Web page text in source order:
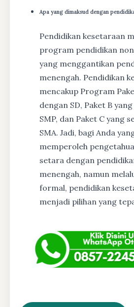
Apa yang dimaksud dengan
Pendidikan kesetaraan
program pendidikan
yang menggantikan
menengah. Pendidikan
mencakup Program
dengan SD, Paket B
SMP, dan Paket C yang
SMA. Jadi, bagi Anda
memperoleh
setara dengan
menengah, namun
formal, pendidikan
menjadi pilihan yang